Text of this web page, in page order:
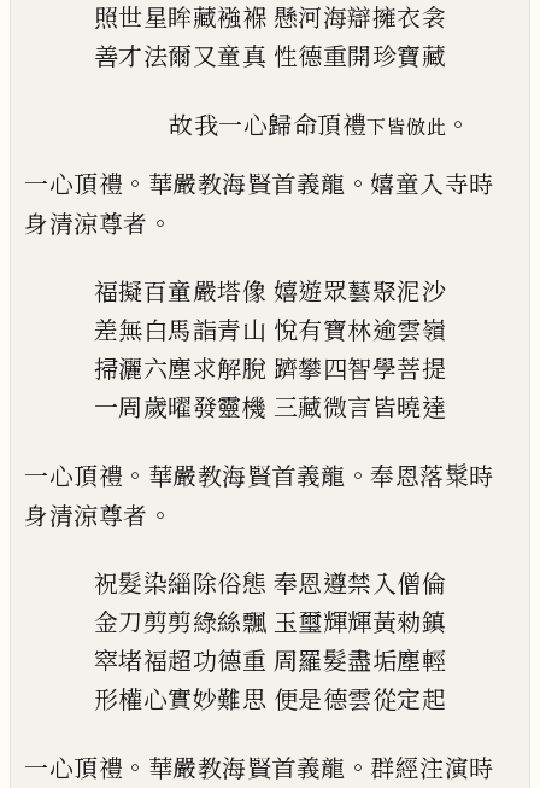
照世星眸藏襁褓 懸河海辯擁衣衾
善才法爾又童真 性德重開珍寶藏
故我一心歸命頂禮下皆倣此 。
一心頂禮 。 華嚴教海賢首義龍 。 嬉童入寺時
身清涼尊者 。
福擬百童嚴塔像 嬉遊眾藝聚泥沙
差無白馬詣青山 悅有寶林逾雲嶺
掃灑六塵求解脫 躋攀四智學菩提
一周歲曜發靈機 三藏微言皆曉達
一心頂禮 。 華嚴教海賢首義龍 。 奉恩落䰂時
身清涼尊者 。
祝髮染緇除俗態 奉恩遵禁入僧倫
金刀剪剪綠絲飄 玉璽輝輝黃勑鎮
窣堵福超功德重 周羅髮盡垢塵輕
形權心實妙難思 便是德雲從定起
一心頂禮 。 華嚴教海賢首義龍 。 群經注演時